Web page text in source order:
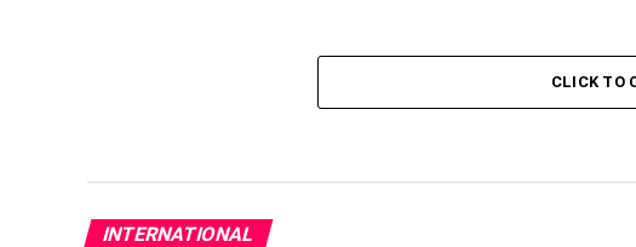
CLICK TO
INTERNATIONAL